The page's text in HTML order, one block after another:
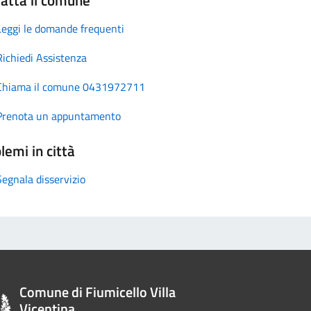
le domande frequenti
Assistenza
il comune 0431972711
un appuntamento
in città
disservizio
Comune di Fiumicello Villa